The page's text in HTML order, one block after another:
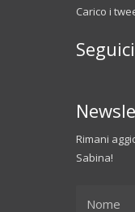
Carico i
Rimani
Sabina!